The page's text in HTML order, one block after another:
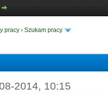
pracy › Szukam pracy
2014, 10:15